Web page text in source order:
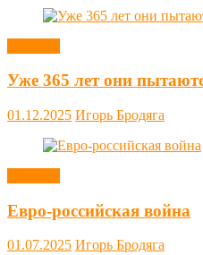
Уже 365 лет они
01.12.2025 Игорь Бродяга
Евро-российская война
01.07.2025 Игорь Бродяга